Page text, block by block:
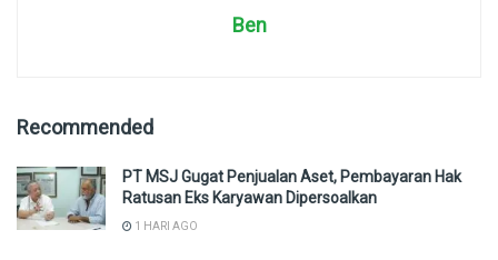
Ben
Recommended
PT MSJ Gugat Penjualan Aset, Pembayaran Hak
Ratusan Eks Karyawan Dipersoalkan
1 HARI AGO